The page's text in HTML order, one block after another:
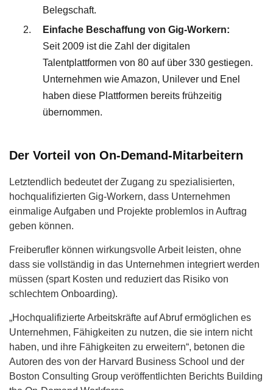
Belegschaft.
Einfache Beschaffung von Gig-Workern:
Seit 2009 ist die Zahl der digitalen
Talentplattformen von 80 auf über 330 gestiegen.
Unternehmen wie Amazon, Unilever und Enel
haben diese Plattformen bereits frühzeitig
übernommen.
Der Vorteil von On-Demand-Mitarbeitern
Letztendlich bedeutet der Zugang zu spezialisierten,
hochqualifizierten Gig-Workern, dass Unternehmen
einmalige Aufgaben und Projekte problemlos in Auftrag
geben können.
Freiberufler können wirkungsvolle Arbeit leisten, ohne
dass sie vollständig in das Unternehmen integriert werden
müssen (spart Kosten und reduziert das Risiko von
schlechtem Onboarding).
„Hochqualifizierte Arbeitskräfte auf Abruf ermöglichen es
Unternehmen, Fähigkeiten zu nutzen, die sie intern nicht
haben, und ihre Fähigkeiten zu erweitern“, betonen die
Autoren des von der Harvard Business School und der
Boston Consulting Group veröffentlichten Berichts Building